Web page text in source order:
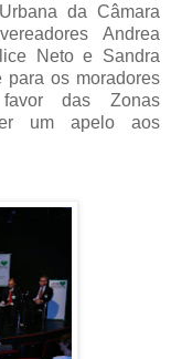
da Câmara
Andrea
Neto e Sandra
para os moradores
das Zonas
um apelo aos